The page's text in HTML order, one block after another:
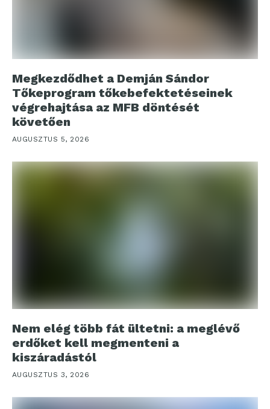
Megkezdődhet a Demján Sándor
Tőkeprogram tőkebefektetéseinek
végrehajtása az MFB döntését
követően
AUGUSZTUS 5, 2026
Nem elég több fát ültetni: a meglévő
erdőket kell megmenteni a
kiszáradástól
AUGUSZTUS 3, 2026